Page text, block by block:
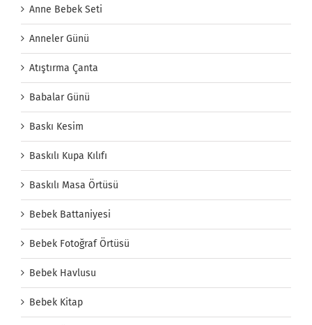
Anne Bebek Seti
Anneler Günü
Atıştırma Çanta
Babalar Günü
Baskı Kesim
Baskılı Kupa Kılıfı
Baskılı Masa Örtüsü
Bebek Battaniyesi
Bebek Fotoğraf Örtüsü
Bebek Havlusu
Bebek Kitap